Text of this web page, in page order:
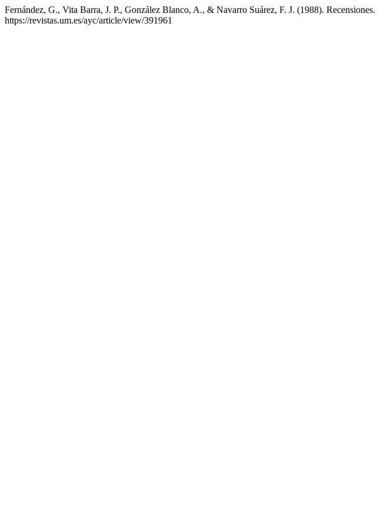
Fernández, G., Vita Barra, J. P., González Blanco, A., & Navarro Suárez, F. J. (1988). Recensiones.
https://revistas.um.es/ayc/article/view/391961